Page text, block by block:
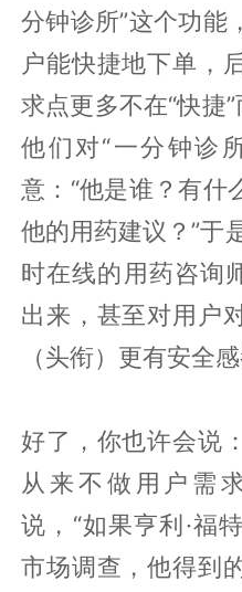
分钟诊所”这个功能
户能快捷地下单，
求点更多不在“快捷”
他们对“一分钟诊
意：“他是谁？有什
他的用药建议？”于
时在线的用药咨询
出来，甚至对用户
（头衔）更有安全
好了，你也许会说
从来不做用户需
说，“如果亨利·福
市场调查，他得到